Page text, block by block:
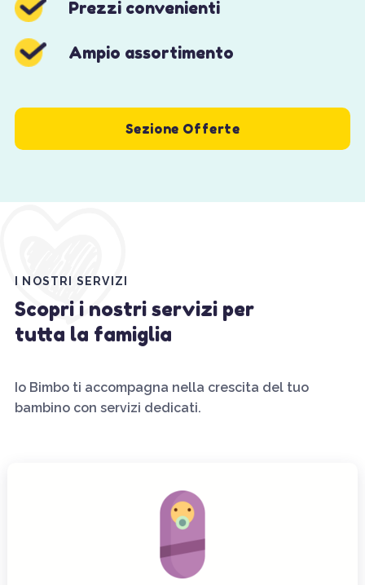
Prezzi convenienti
Ampio assortimento
Sezione Offerte
I NOSTRI SERVIZI
Scopri i nostri servizi per
tutta la famiglia
Io Bimbo ti accompagna nella crescita del tuo
bambino con servizi dedicati.